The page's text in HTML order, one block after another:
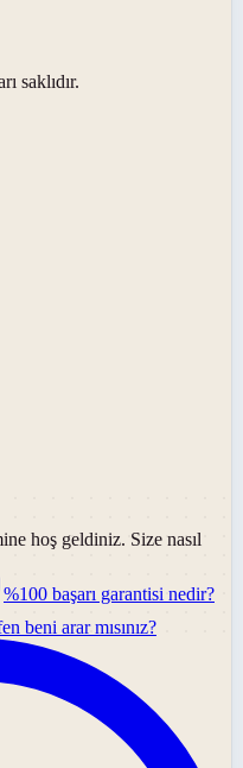
saklıdır.
hoş geldiniz. Size nasıl
%100 başarı garantisi nedir?
beni arar mısınız?